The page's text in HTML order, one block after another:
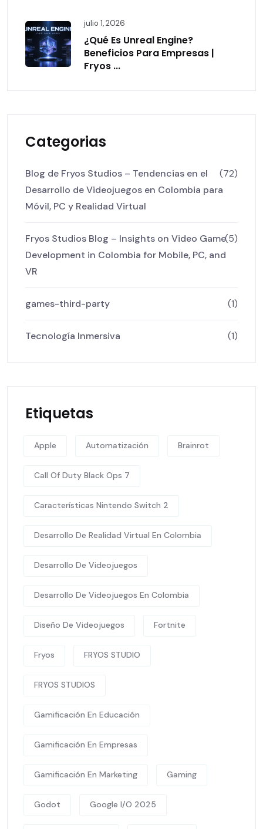
julio 1, 2026
¿Qué Es Unreal Engine?
Beneficios Para Empresas |
Fryos ...
Categorias
Blog de Fryos Studios – Tendencias en el
Desarrollo de Videojuegos en Colombia para
Móvil, PC y Realidad Virtual
(72)
Fryos Studios Blog – Insights on Video Game
Development in Colombia for Mobile, PC, and
VR
(5)
games-third-party (1)
Tecnología Inmersiva (1)
Etiquetas
Apple Automatización Brainrot
Call Of Duty Black Ops 7
Características Nintendo Switch 2
Desarrollo De Realidad Virtual En Colombia
Desarrollo De Videojuegos
Desarrollo De Videojuegos En Colombia
Diseño De Videojuegos Fortnite
Fryos FRYOS STUDIO
FRYOS STUDIOS
Gamificación En Educación
Gamificación En Empresas
Gamificación En Marketing Gaming
Godot Google I/O 2025